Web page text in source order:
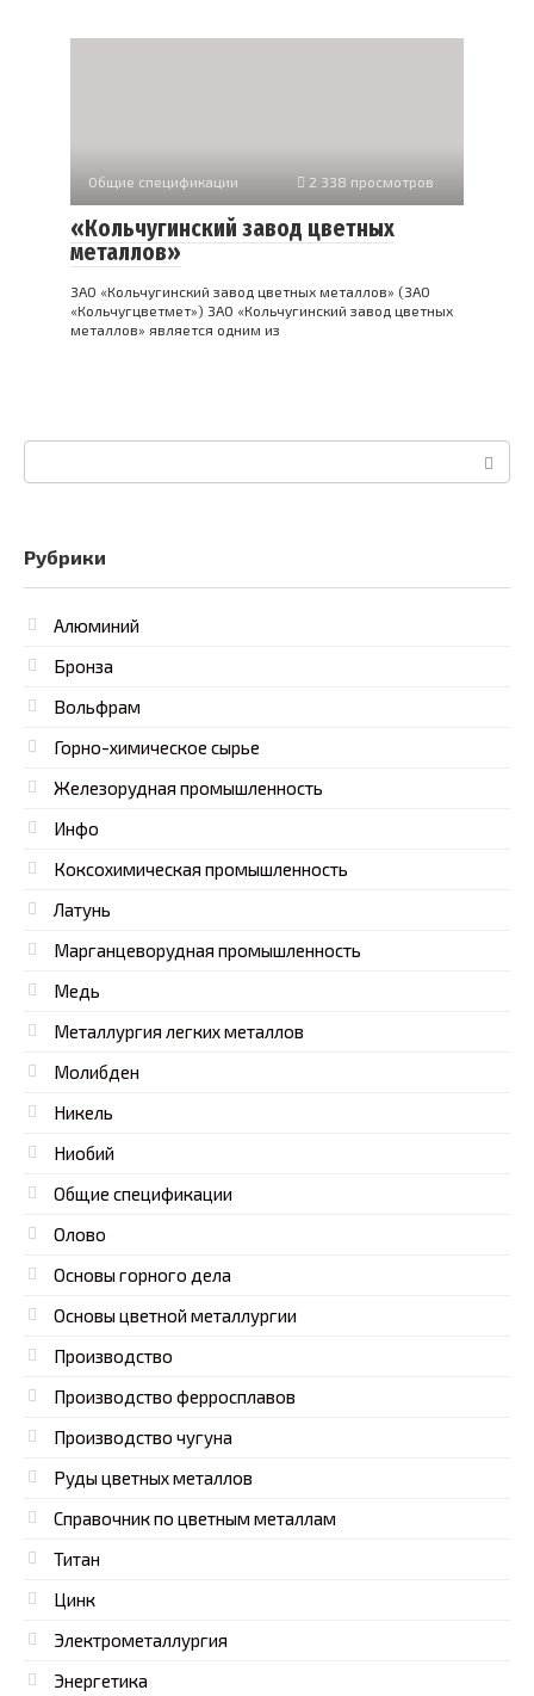
Общие спецификации 2 338 просмотров
«Кольчугинский завод цветных
металлов»
ЗАО «Кольчугинский завод цветных металлов» (ЗАО
«Кольчугцветмет») ЗАО «Кольчугинский завод цветных
металлов» является одним из
Поиск:
Рубрики
Алюминий
Бронза
Вольфрам
Горно-химическое сырье
Железорудная промышленность
Инфо
Коксохимическая промышленность
Латунь
Марганцеворудная промышленность
Медь
Металлургия легких металлов
Молибден
Никель
Ниобий
Общие спецификации
Олово
Основы горного дела
Основы цветной металлургии
Производство
Производство ферросплавов
Производство чугуна
Руды цветных металлов
Справочник по цветным металлам
Титан
Цинк
Электрометаллургия
Энергетика